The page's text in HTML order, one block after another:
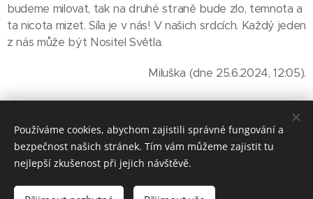
budeme milovat, tak na druhé straně bude zlo, temnota a
ta nicota mizet. Síla je v nás! V našich srdcích. Každý jeden
z nás může být Nositel Světla.
Miluška (dne 25.6.2024, 12:05).
Share
Používáme cookies, abychom zajistili správné fungování a
bezpečnost našich stránek. Tím vám můžeme zajistit tu
nejlepší zkušenost při jejich návštěvě.